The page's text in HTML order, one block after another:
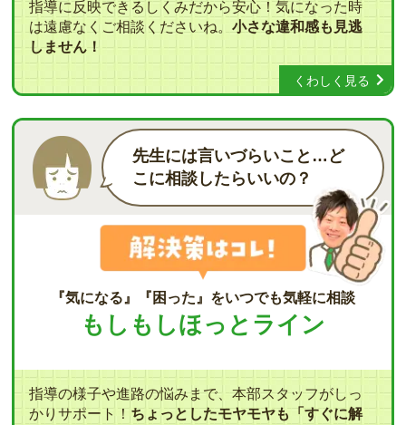
指導に反映できるしくみだから安心！気になった時
は遠慮なくご相談くださいね。小さな違和感も見逃
しません！
くわしく見る
先生には言いづらいこと…ど
こに相談したらいいの？
『気になる』『困った』をいつでも気軽に相談
もしもしほっとライン
指導の様子や進路の悩みまで、本部スタッフがしっ
かりサポート！ちょっとしたモヤモヤも「すぐに解